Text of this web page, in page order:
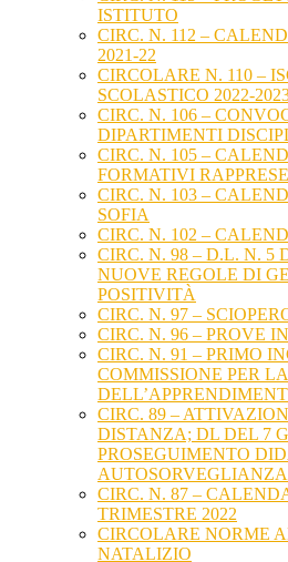
ISTITUTO
CIRC. N. 112 –
2021-22
CIRCOLARE N. 110 –
SCOLASTICO 2022-
CIRC. N. 106 –
DIPARTIMENTI
CIRC. N. 105 –
FORMATIVI
CIRC. N. 103 –
SOFIA
CIRC. N. 102 –
CIRC. N. 98 – D.L. N. 5
NUOVE REGOLE DI
POSITIVITÀ
CIRC. N. 97 –
CIRC. N. 96 – PROVE
CIRC. N. 91 – PRIMO
COMMISSIONE PER
CIRC. 89 –
DISTANZA; DL DEL 7
PROSEGUIMENTO
CIRC. N. 87 –
TRIMESTRE 2022
CIRCOLARE NORME
NATALIZIO